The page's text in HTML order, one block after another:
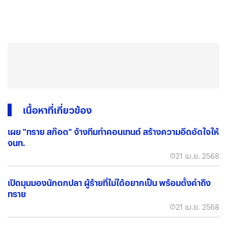
เนื้อหาที่เกี่ยวข้อง
เผย "ทราย สก๊อต" จ้างทีมทำคอนเทนต์ สร้างความอึดอัดใจให้
จนท.
21 เม.ย. 2568
เปิดมุมมองนักตกปลา ผู้ร้ายที่ไม่ได้อยากเป็น พร้อมตั้งคำถึง
ทราย
21 เม.ย. 2568